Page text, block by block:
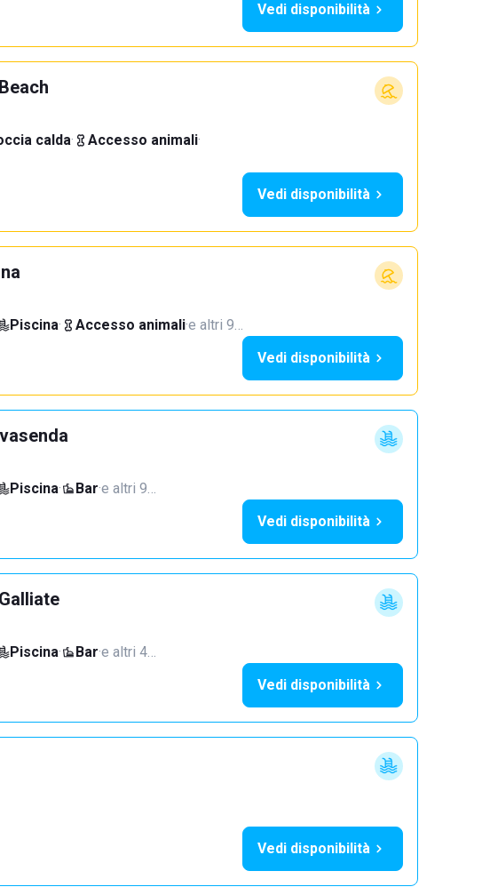
Vedi disponibilità
calda· Accesso animali·
Vedi disponibilità
Piscina· Accesso animali·e altri 9…
Vedi disponibilità
Piscina· Bar·e altri 9…
Vedi disponibilità
Piscina· Bar·e altri 4…
Vedi disponibilità
Vedi disponibilità